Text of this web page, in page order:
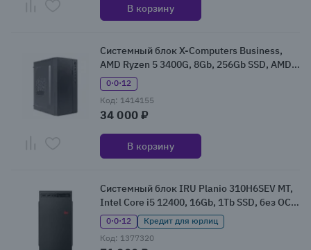
В корзину
Системный блок X-Computers Business,
AMD Ryzen 5 3400G, 8Gb, 256Gb SSD, AMD
Radeon RX Vega 11, Без ОС (FL000001334)
0·0·12
Код: 1414155
34 000 ₽
В корзину
Системный блок IRU Planio 310H6SEV MT,
Intel Core i5 12400, 16Gb, 1Tb SSD, без ОС
(2113513)
0·0·12
Кредит для юрлиц
Код: 1377320